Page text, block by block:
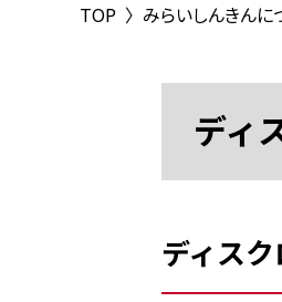
TOP 〉 みらいしんきんに
ディ
ディス